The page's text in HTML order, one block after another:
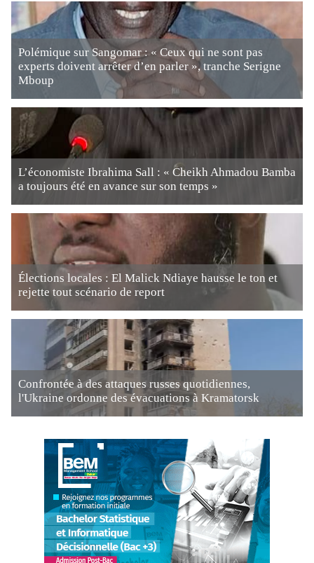
Polémique sur Sangomar : « Ceux qui ne sont pas
experts doivent arrêter d’en parler », tranche Serigne
Mboup
L’économiste Ibrahima Sall : « Cheikh Ahmadou Bamba
a toujours été en avance sur son temps »
Élections locales : El Malick Ndiaye hausse le ton et
rejette tout scénario de report
Confrontée à des attaques russes quotidiennes,
l'Ukraine ordonne des évacuations à Kramatorsk